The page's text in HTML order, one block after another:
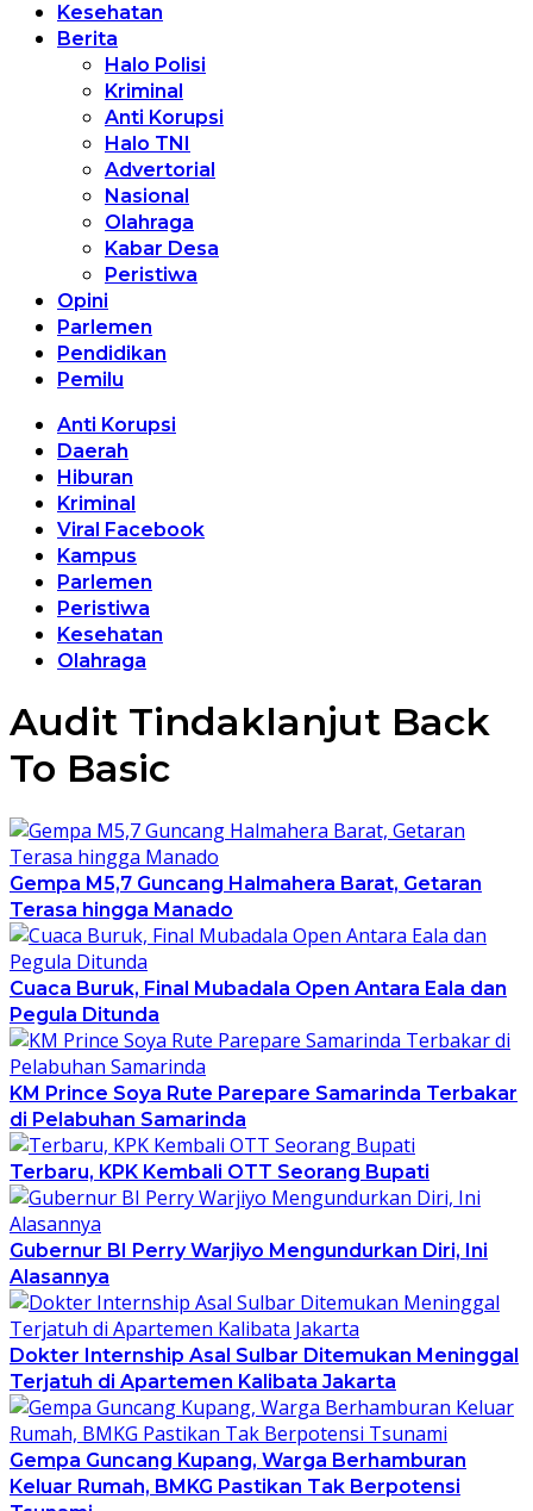
Kesehatan
Berita
Halo Polisi
Kriminal
Anti Korupsi
Halo TNI
Advertorial
Nasional
Olahraga
Kabar Desa
Peristiwa
Opini
Parlemen
Pendidikan
Pemilu
Anti Korupsi
Daerah
Hiburan
Kriminal
Viral Facebook
Kampus
Parlemen
Peristiwa
Kesehatan
Olahraga
Audit Tindaklanjut Back
To Basic
Gempa M5,7 Guncang Halmahera Barat, Getaran
Terasa hingga Manado
Cuaca Buruk, Final Mubadala Open Antara Eala dan
Pegula Ditunda
KM Prince Soya Rute Parepare Samarinda Terbakar
di Pelabuhan Samarinda
Terbaru, KPK Kembali OTT Seorang Bupati
Gubernur BI Perry Warjiyo Mengundurkan Diri, Ini
Alasannya
Dokter Internship Asal Sulbar Ditemukan Meninggal
Terjatuh di Apartemen Kalibata Jakarta
Gempa Guncang Kupang, Warga Berhamburan
Keluar Rumah, BMKG Pastikan Tak Berpotensi